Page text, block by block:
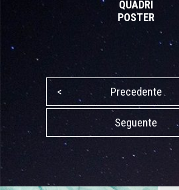
QUADRI
POSTER
< Precedente
Seguente